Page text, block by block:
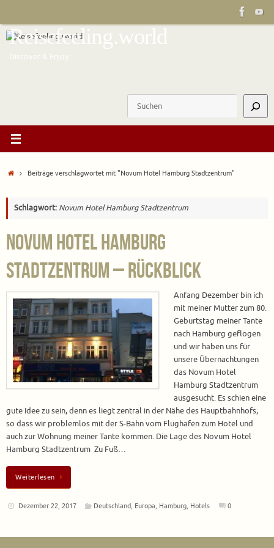
springen
Reisefeeling.world
Discover & Enjoy
StartBeiträge verschlagwortet mit "Novum Hotel Hamburg Stadtzentrum"
Schlagwort: Novum Hotel Hamburg Stadtzentrum
Novum Hotel Hamburg
Stadtzentrum – Rückblick
Anfang Dezember bin ich
mit meiner Mutter zum 80.
Geburtstag meiner Tante
nach Hamburg geflogen
und wir haben uns für
unsere Übernachtungen
das Novum Hotel
Hamburg Stadtzentrum
ausgesucht. Es schien eine
gute Idee zu sein, denn es liegt zentral in der Nähe des Hauptbahnhofs,
so dass wir problemlos mit der S-Bahn vom Flughafen zum Hotel und
auch zur Wohnung meiner Tante kommen. Die Lage des Novum Hotel
Hamburg Stadtzentrum Zu Fuß…
Weiterlesen
Dezember 22, 2017 Deutschland, Europa, Hamburg, Hotels 0